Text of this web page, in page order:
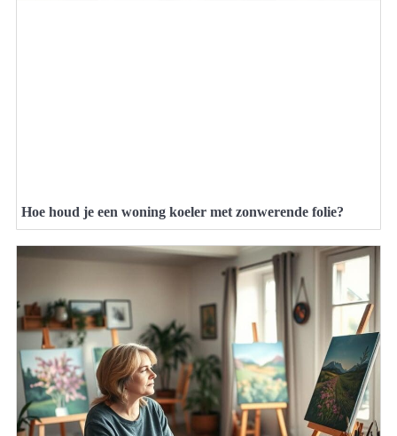
Hoe houd je een woning koeler met zonwerende folie?